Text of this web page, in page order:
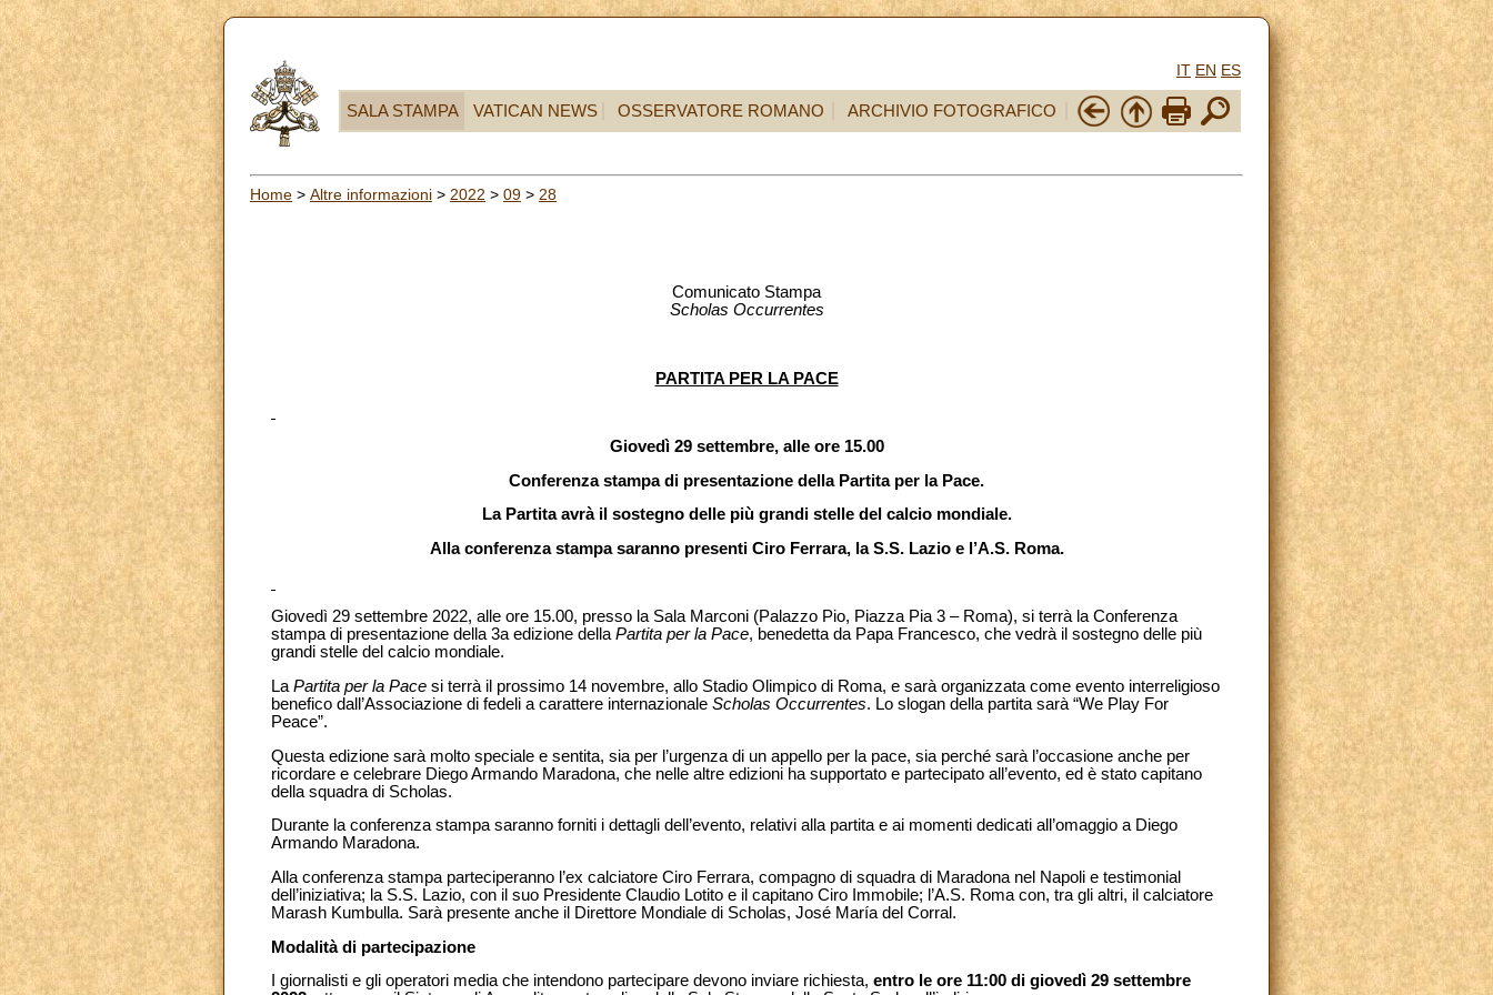
IT EN ES
SALA STAMPA VATICAN NEWS OSSERVATORE ROMANO ARCHIVIO FOTOGRAFICO
Home > Altre informazioni > 2022 > 09 > 28
Comunicato Stampa
Scholas Occurrentes
PARTITA PER LA PACE
Giovedì 29 settembre, alle ore 15.00
Conferenza stampa di presentazione della Partita per la Pace.
La Partita avrà il sostegno delle più grandi stelle del calcio mondiale.
Alla conferenza stampa saranno presenti Ciro Ferrara, la S.S. Lazio e l’A.S. Roma.
Giovedì 29 settembre 2022, alle ore 15.00, presso la Sala Marconi (Palazzo Pio, Piazza Pia 3 – Roma), si terrà la Conferenza
stampa di presentazione della 3a edizione dellaPartita per la Pace, benedetta da Papa Francesco, che vedrà il sostegno delle più
grandi stelle del calcio mondiale.
La Partita per la Pace si terrà il prossimo 14 novembre, allo Stadio Olimpico di Roma, e sarà organizzata come evento interreligioso
benefico dall’Associazione di fedeli a carattere internazionale Scholas Occurrentes. Lo slogan della partita sarà “We Play For
Peace”.
Questa edizione sarà molto speciale e sentita, sia per l’urgenza di un appello per la pace, sia perché sarà l’occasione anche per
ricordare e celebrare Diego Armando Maradona, che nelle altre edizioni ha supportato e partecipato all’evento, ed è stato capitano
della squadra di Scholas.
Durante la conferenza stampa saranno forniti i dettagli dell’evento, relativi alla partita e ai momenti dedicati all’omaggio a Diego
Armando Maradona.
Alla conferenza stampa parteciperanno l’ex calciatore Ciro Ferrara, compagno di squadra di Maradona nel Napoli e testimonial
dell’iniziativa; la S.S. Lazio, con il suo Presidente Claudio Lotito e il capitano Ciro Immobile; l’A.S. Roma con, tra gli altri, il calciatore
Marash Kumbulla. Sarà presente anche il Direttore Mondiale di Scholas, José María del Corral.
Modalità di partecipazione
I giornalisti e gli operatori media che intendono partecipare devono inviare richiesta, entro le ore 11:00 di giovedì 29 settembre